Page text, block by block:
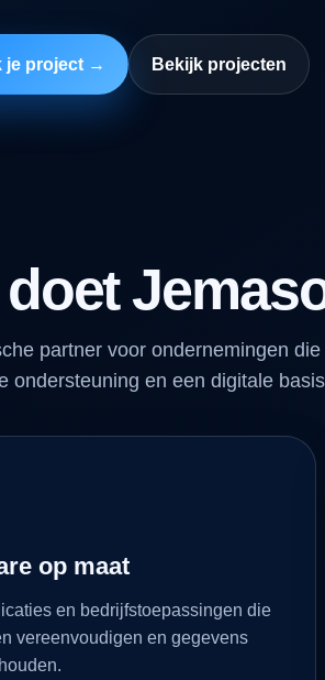
je project → Bekijk projecten
partner voor ondernemingen
ondersteuning en een digitale
op maat
en bedrijfstoepassingen die
vereenvoudigen en gegevens